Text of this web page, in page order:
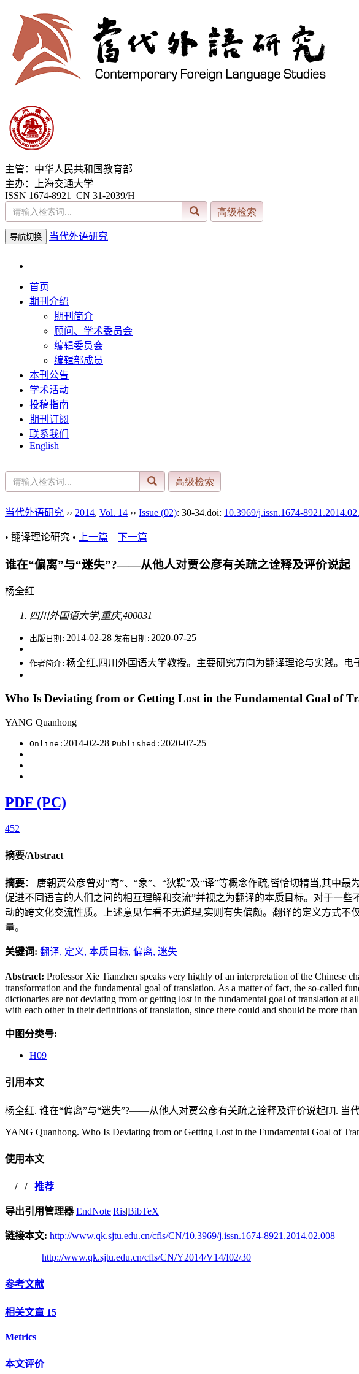
主管：中华人民共和国教育部
主办：上海交通大学
ISSN 1674-8921 CN 31-2039/H
导航切换 当代外语研究
首页
期刊介绍
期刊简介
顾问、学术委员会
编辑委员会
编辑部成员
本刊公告
学术活动
投稿指南
期刊订阅
联系我们
English
当代外语研究 ›› 2014, Vol. 14 ›› Issue (02): 30-34.doi: 10.3969/j.issn.1674-
• 翻译理论研究 • 上一篇 下一篇
谁在“偏离”与“迷失”?——从他人对贾公彦有关疏之诠释及评价说起
杨全红
四川外国语大学,重庆,400031
出版日期: 2014-02-28 发布日期: 2020-07-25
作者简介: 杨全红,四川外国语大学教授。主要研究方向为翻译理论与实践。电
Who Is Deviating from or Getting Lost in the Fundamental Goal of
YANG Quanhong
Online: 2014-02-28 Published: 2020-07-25
PDF (PC)
452
摘要/Abstract
摘要： 唐朝贾公彦曾对“寄”、“象”、“狄鞮”及“译”等概念作疏,皆恰切精当,其中
促进不同语言的人们之间的相互理解和交流”并视之为翻译的本质目标。对于一
动的跨文化交流性质。上述意见乍看不无道理,实则有失偏颇。翻译的定义方式
量。
关键词: 翻译, 定义, 本质目标, 偏离, 迷失
Abstract: Professor Xie Tianzhen speaks very highly of an interpretation of the Chinese
transformation and the fundamental goal of translation. As a matter of fact, the so-called
dictionaries are not deviating from or getting lost in the fundamental goal of translation at
with each other in their definitions of translation, since there could and should be more
中图分类号:
H09
引用本文
杨全红. 谁在“偏离”与“迷失”?——从他人对贾公彦有关疏之诠释及评价说起[J]. 当代
YANG Quanhong. Who Is Deviating from or Getting Lost in the Fundamental Goal of
使用本文
/ / 推荐
导出引用管理器 EndNote|Ris|BibTeX
链接本文: http://www.qk.sjtu.edu.cn/cfls/CN/10.3969/j.issn.1674-8921.2014.02.008
http://www.qk.sjtu.edu.cn/cfls/CN/Y2014/V14/I02/30
参考文献
相关文章 15
Metrics
本文评价